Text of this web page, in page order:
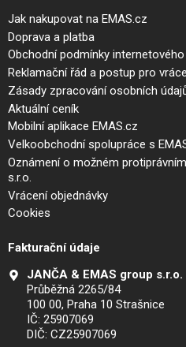
Jak nakupovat na EMAS.cz
Doprava a platba
Obchodní podmínky
Reklamační řád a postup pro
Zásady zpracování osobních
Aktuální ceník
Mobilní aplikace EMAS.cz
Velkoobchodní spolupráce s
Oznámení o možném
s.r.o.
Vrácení objednávky
Cookies
Fakturační údaje
JANČA & EMAS group s.r.o.
Průběžná 2265/84
100 00, Praha 10 Strašnice
IČ: 25907069
DIČ: CZ25907069